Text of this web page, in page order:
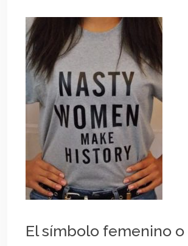
El símbolo femenino